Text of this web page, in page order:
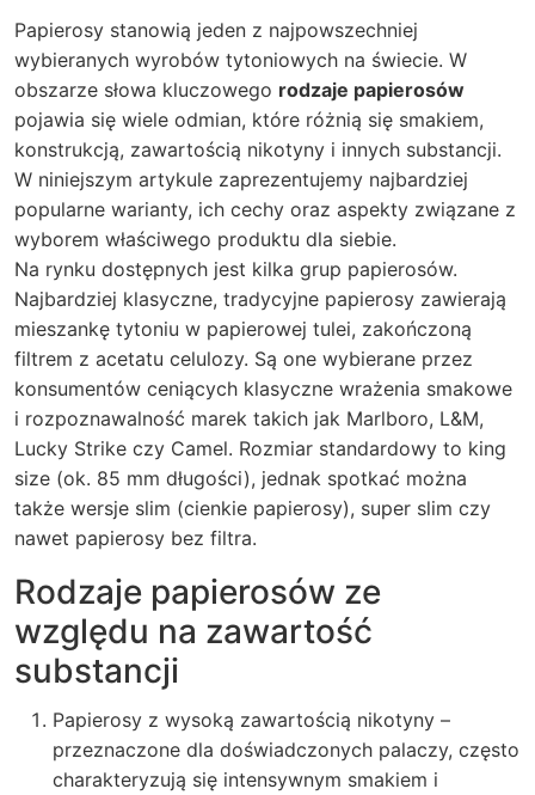
Papierosy stanowią jeden z najpowszechniej
wybieranych wyrobów tytoniowych na świecie. W
obszarze słowa kluczowego rodzaje papierosów
pojawia się wiele odmian, które różnią się smakiem,
konstrukcją, zawartością nikotyny i innych substancji.
W niniejszym artykule zaprezentujemy najbardziej
popularne warianty, ich cechy oraz aspekty związane z
wyborem właściwego produktu dla siebie.
Na rynku dostępnych jest kilka grup papierosów.
Najbardziej klasyczne, tradycyjne papierosy zawierają
mieszankę tytoniu w papierowej tulei, zakończoną
filtrem z acetatu celulozy. Są one wybierane przez
konsumentów ceniących klasyczne wrażenia smakowe
i rozpoznawalność marek takich jak Marlboro, L&M,
Lucky Strike czy Camel. Rozmiar standardowy to king
size (ok. 85 mm długości), jednak spotkać można
także wersje slim (cienkie papierosy), super slim czy
nawet papierosy bez filtra.
Rodzaje papierosów ze
względu na zawartość
substancji
Papierosy z wysoką zawartością nikotyny –
przeznaczone dla doświadczonych palaczy, często
charakteryzują się intensywnym smakiem i